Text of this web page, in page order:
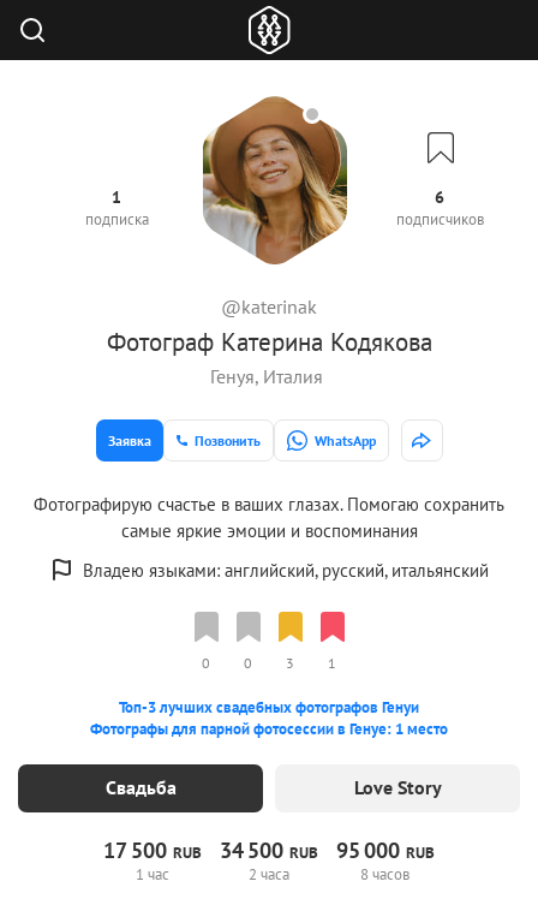
Фотограф Катерина Кодякова
@katerinak
1
подписка
6
подписчиков
Генуя, Италия
Заявка Позвонить WhatsApp
Фотографирую счастье в ваших глазах. Помогаю сохранить
самые яркие эмоции и воспоминания
Владею языками: английский, русский, итальянский
0 0 3 1
Топ-3 лучших свадебных фотографов Генуи
Фотографы для парной фотосессии в Генуе: 1 место
Свадьба Love Story
17500RUB
1 час
34500 RUB
2 часа
95000 RUB
8 часов